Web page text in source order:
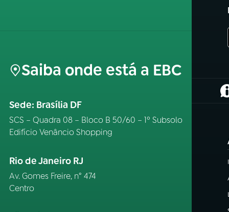
Saiba onde está a EBC
Sede: Brasília DF
SCS – Quadra 08 – Bloco B 50/60 – 1º Subsolo
Edifício Venâncio Shopping
Rio de Janeiro RJ
Av. Gomes Freire, n° 474
Centro